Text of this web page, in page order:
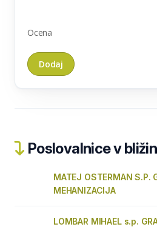
Ocena
Poslovalnice v
MATEJ OSTERMAN S.P.
MEHANIZACIJA
LOMBAR MIHAEL s.p.